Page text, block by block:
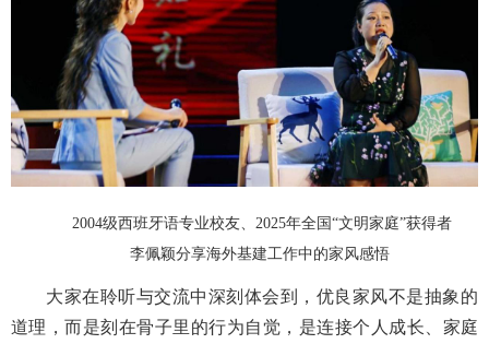
2004级西班牙语专业校友、2025年全国“文明家庭”获得者
李佩颖分享海外基建工作中的家风感悟
大家在聆听与交流中深刻体会到，优良家风不是抽象的
道理，而是刻在骨子里的行为自觉，是连接个人成长、家庭